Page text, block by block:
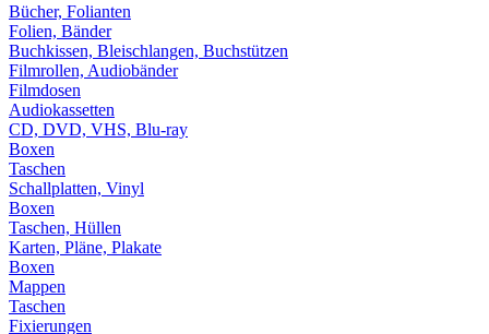
Bücher, Folianten
Folien, Bänder
Buchkissen, Bleischlangen, Buchstützen
Filmrollen, Audiobänder
Filmdosen
Audiokassetten
CD, DVD, VHS, Blu-ray
Boxen
Taschen
Schallplatten, Vinyl
Boxen
Taschen, Hüllen
Karten, Pläne, Plakate
Boxen
Mappen
Taschen
Fixierungen